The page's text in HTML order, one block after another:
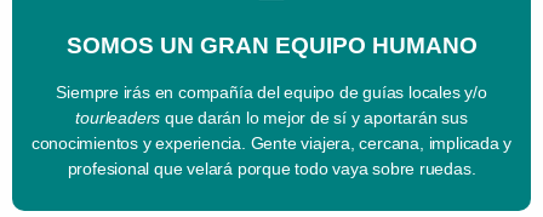
SOMOS UN GRAN EQUIPO HUMANO
Siempre irás en compañía del equipo de guías locales y/o
tourleaders que darán lo mejor de sí y aportarán sus
conocimientos y experiencia. Gente viajera, cercana, implicada y
profesional que velará porque todo vaya sobre ruedas.